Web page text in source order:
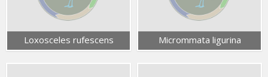
Loxosceles rufescens Micrommata ligurina